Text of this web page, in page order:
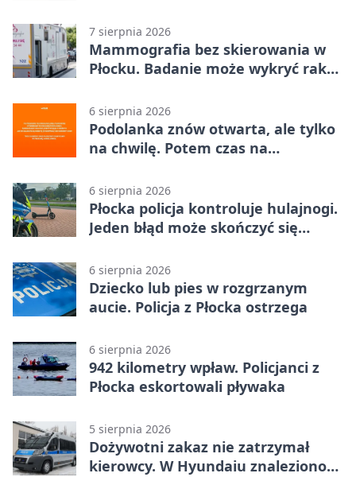
7 sierpnia 2026
Mammografia bez skierowania w
Płocku. Badanie może wykryć raka,
6 sierpnia 2026
Podolanka znów otwarta, ale tylko
na chwilę. Potem czas na
6 sierpnia 2026
Płocka policja kontroluje hulajnogi.
Jeden błąd może skończyć się
6 sierpnia 2026
Dziecko lub pies w rozgrzanym
aucie. Policja z Płocka ostrzega
6 sierpnia 2026
942 kilometry wpław. Policjanci z
Płocka eskortowali pływaka
5 sierpnia 2026
Dożywotni zakaz nie zatrzymał
kierowcy. W Hyundaiu znaleziono